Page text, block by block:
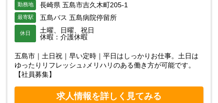
勤務地 長崎県 五島市吉久木町205-1
最寄駅 五島バス 五島病院停留所
休日
土曜、日曜、祝日
休暇：介護休暇
五島市｜土日祝｜早い定時｜平日はしっかりお仕事。土日は
ゆったりリフレッシュ♪メリハリのある働き方が可能です。
【社員募集】
求人情報を詳しく見てみる